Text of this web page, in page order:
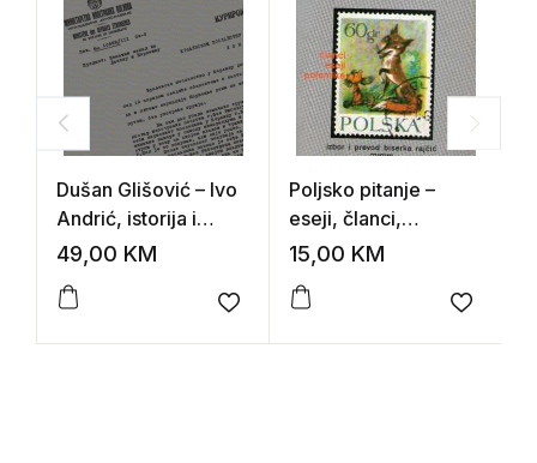
Dušan Glišović – Ivo
Andrić, istorija i
politika
49,00 KM
Add to wishlist
Poljsko pitanje –
eseji, članci,
polemike (izbor i
Rajčić)
15,00 KM
Add to